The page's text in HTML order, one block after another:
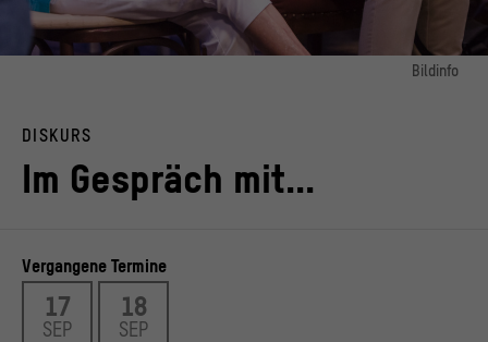
Bildinfo
© Stiftung Humboldt Forum im Berliner Schloss / David von Becker
© Stiftung Humboldt Forum im Berliner Schloss / David von Becker
DISKURS
Im Gespräch mit...
Vergangene Termine
17
SEP
18
SEP